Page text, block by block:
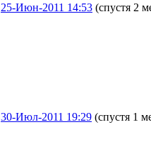
25-Июн-2011 14:53 (спустя 2
30-Июл-2011 19:29 (спустя 1